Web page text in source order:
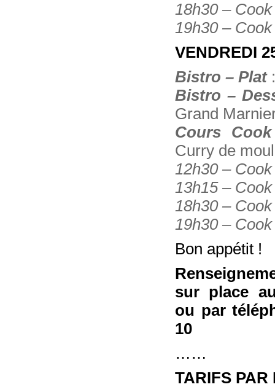
18h30 –
19h30 –
VENDREDI
Bistro – Plat:
Bistro –
Grand
Cours
Curry de
12h30 –
13h15 –
18h30 –
19h30 –
Bon appétit !
sur place
ou par
10
……
TARIFS PAR